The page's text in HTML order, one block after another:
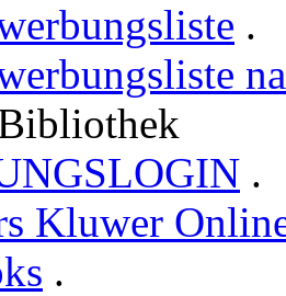
.
.
Kluwer
.